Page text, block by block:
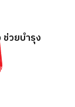
วยบำรุง